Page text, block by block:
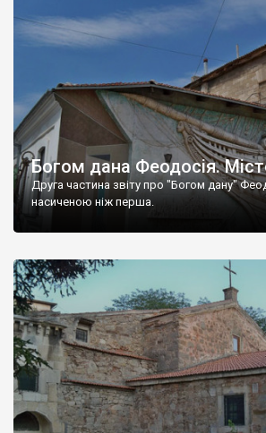
Богом дана Феодосія.
Друга частина звіту про "Богом дану"
насиченою ніж перша.